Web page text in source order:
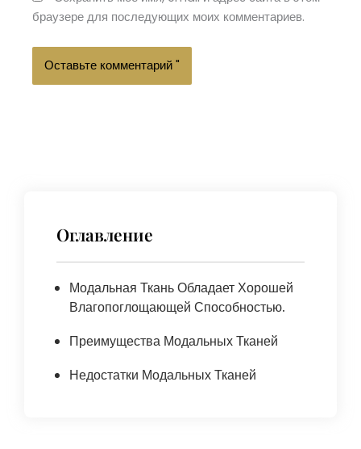
браузере для последующих моих комментариев.
Оглавление
Модальная Ткань Обладает Хорошей
Влагопоглощающей Способностью.
Преимущества Модальных Тканей
Недостатки Модальных Тканей